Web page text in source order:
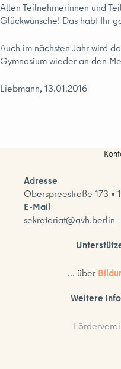
Allen Teilnehmerinnen und
Glückwünsche! Das habt Ihr
Auch im nächsten Jahr wird
Gymnasium wieder an den
Liebmann, 13.01.2016
Adresse
Oberspreestraße 173 •
E-Mail
sekretariat@avh.berlin
... über
Weitere